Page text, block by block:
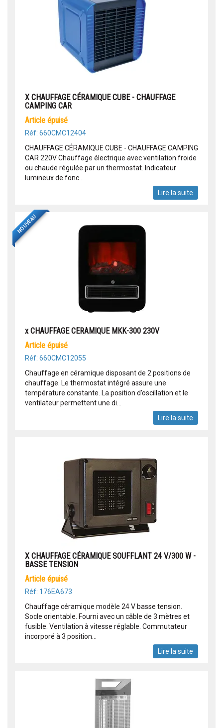
X CHAUFFAGE CÉRAMIQUE CUBE - CHAUFFAGE
CAMPING CAR
article épuisé
Réf: 660CMC12404
CHAUFFAGE CÉRAMIQUE CUBE - CHAUFFAGE CAMPING
CAR 220V Chauffage électrique avec ventilation froide
ou chaude régulée par un thermostat. Indicateur
lumineux de fonc...
Lire la suite
NOUVEAU
x CHAUFFAGE CERAMIQUE MKK-300 230V
article épuisé
Réf: 660CMC12055
Chauffage en céramique disposant de 2 positions de
chauffage. Le thermostat intégré assure une
température constante. La position d’oscillation et le
ventilateur permettent une di...
Lire la suite
X CHAUFFAGE CÉRAMIQUE SOUFFLANT 24 V/300 W -
BASSE TENSION
article épuisé
Réf: 176EA673
Chauffage céramique modèle 24 V basse tension.
Socle orientable. Fourni avec un câble de 3 mètres et
fusible. Ventilation à vitesse réglable. Commutateur
incorporé à 3 position...
Lire la suite